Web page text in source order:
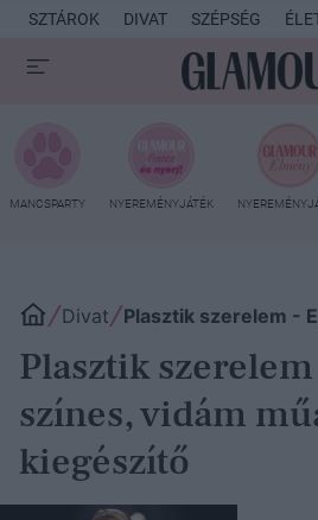
SZTÁROK DIVAT SZÉPSÉG
MANCSPARTY NYEREMÉNYJÁTÉK
Divat Plasztik szerelem -
Plasztik
színes, vidám
kiegészítő